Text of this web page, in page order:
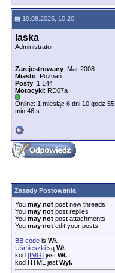
19.08.2025, 10:20
laska
Administrator
Zarejestrowany: Mar 2008
Miasto: Poznań
Posty: 1,144
Motocykl: RD07a
Online: 1 miesiąc 6 dni 10 godz 55
min 46 s
Zasady Postowania
You may not post new threads
You may not post replies
You may not post attachments
You may not edit your posts
BB code is Wł.
Uśmieszki są Wł.
kod [IMG] jest Wł.
kod HTML jest Wył.